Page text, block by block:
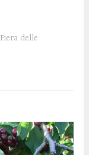
Fiera delle